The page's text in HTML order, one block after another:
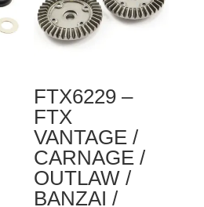
FTX6229 –
FTX
VANTAGE /
CARNAGE /
OUTLAW /
BANZAI /